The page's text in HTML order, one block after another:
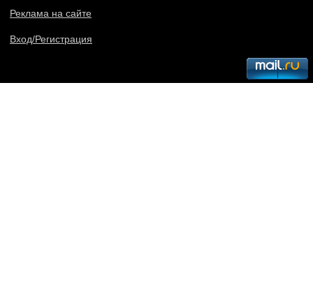
Реклама на сайте
Вход/Регистрация